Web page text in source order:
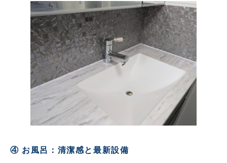
④ お風呂：清潔感と最新設備